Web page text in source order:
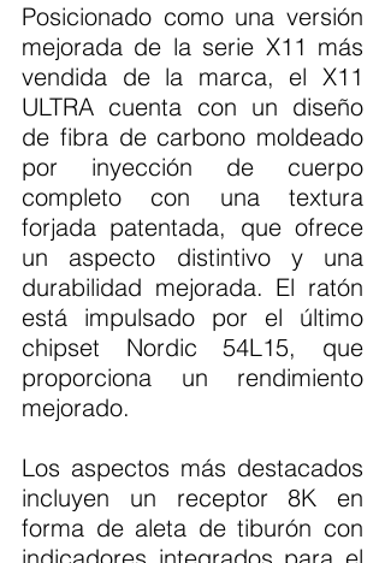
Posicionado como una versión
mejorada de la serie X11 más
vendida de la marca, el X11
ULTRA cuenta con un diseño
de fibra de carbono moldeado
por inyección de cuerpo
completo con una textura
forjada patentada, que ofrece
un aspecto distintivo y una
durabilidad mejorada. El ratón
está impulsado por el último
chipset Nordic 54L15, que
proporciona un rendimiento
mejorado.
Los aspectos más destacados
incluyen un receptor 8K en
forma de aleta de tiburón con